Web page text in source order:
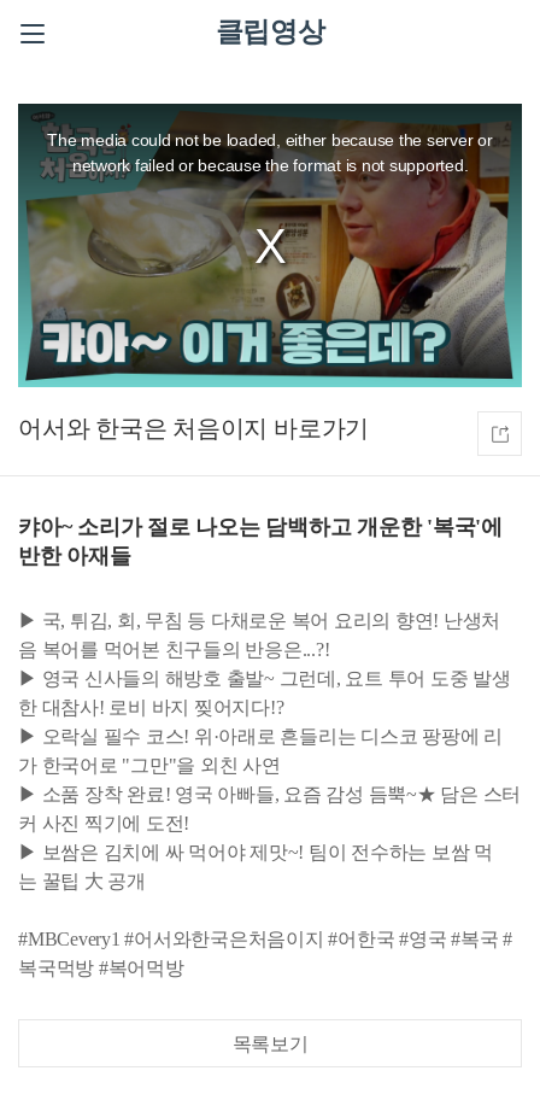
클립영상
modal
window.
The media could not be loaded, either because the server or
network failed or because the format is not supported.
어서와 한국은 처음이지
캬아~ 소리가 절로 나오는 담백하고 개운한 '복국'에
반한 아재들
▶ 국, 튀김, 회, 무침 등 다채로운 복어 요리의 향연! 난생처
음 복어를 먹어본 친구들의 반응은...?!
▶ 영국 신사들의 해방호 출발~ 그런데, 요트 투어 도중 발생
한 대참사! 로비 바지 찢어지다!?
▶ 오락실 필수 코스! 위·아래로 흔들리는 디스코 팡팡에 리
가 한국어로 "그만"을 외친 사연
▶ 소품 장착 완료! 영국 아빠들, 요즘 감성 듬뿍~★ 담은 스터
커 사진 찍기에 도전!
▶ 보쌈은 김치에 싸 먹어야 제맛~! 팀이 전수하는 보쌈 먹
는 꿀팁 大 공개
#MBCevery1 #어서와한국은처음이지 #어한국 #영국 #복국 #
복국먹방 #복어먹방
목록보기